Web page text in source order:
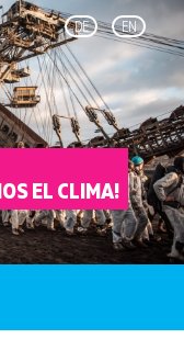
DE EN
EL CLIMA!